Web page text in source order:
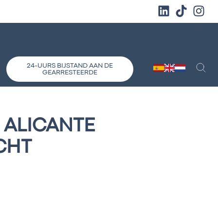
24-UURS BIJSTAND AAN DE
GEARRESTEERDE